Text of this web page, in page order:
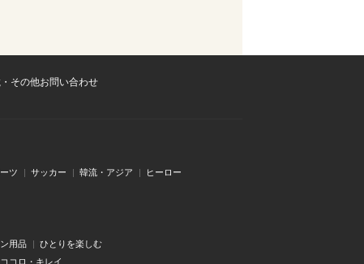
その他お問い合わせ
ツ サッカー 韓流・アジア ヒーロー
用品 ひとりを楽しむ
コロ・キレイ